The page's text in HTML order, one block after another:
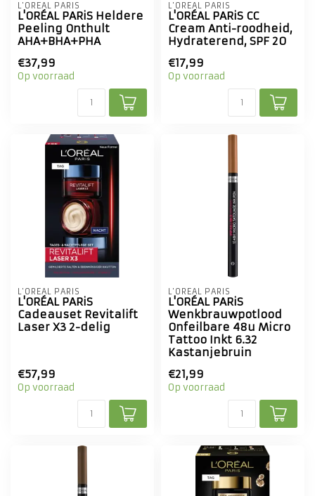
L'ORÉAL PARIS
L'ORÉAL PARiS Heldere
Peeling Onthult
AHA+BHA+PHA
€37,99
Op voorraad
L'ORÉAL PARIS
L'ORÉAL PARiS CC
Cream Anti-roodheid,
Hydraterend, SPF 20
€17,99
Op voorraad
L'ORÉAL PARIS
L'ORÉAL PARiS
Cadeauset Revitalift
Laser X3 2-delig
€57,99
Op voorraad
L'ORÉAL PARIS
L'ORÉAL PARiS
Wenkbrauwpotlood
Onfeilbare 48u Micro
Tattoo Inkt 6.32
Kastanjebruin
€21,99
Op voorraad